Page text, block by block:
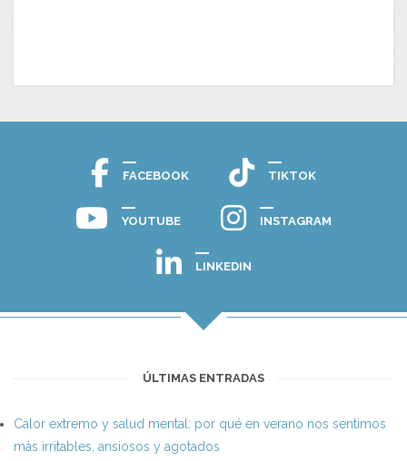
FACEBOOK TIKTOK
YOUTUBE INSTAGRAM
LINKEDIN
ÚLTIMAS ENTRADAS
Calor extremo y salud mental: por qué en verano nos sentimos
más irritables, ansiosos y agotados